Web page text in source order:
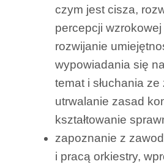
czym jest cisza,
percepcji wzrokowej
rozwijanie
wypowiadania się
temat i słuchania
utrwalanie zasad
kształtowanie
zapoznanie z
i pracą orkiestry,